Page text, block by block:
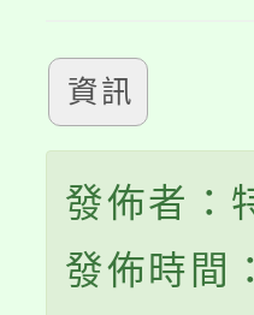
資訊
發佈者：
發佈時間